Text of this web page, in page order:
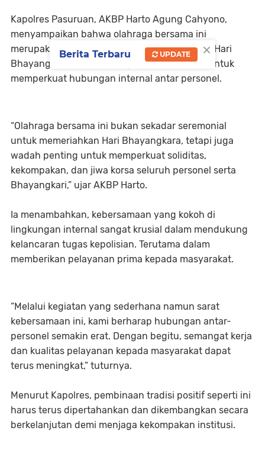
Kapolres Pasuruan, AKBP Harto Agung Cahyono,
menyampaikan bahwa olahraga bersama ini
merupakan bagian dari rangkaian peringatan Hari
Bhayangkara ke-80 sekaligus sarana efektif untuk
memperkuat hubungan internal antar personel.
“Olahraga bersama ini bukan sekadar seremonial
untuk memeriahkan Hari Bhayangkara, tetapi juga
wadah penting untuk memperkuat soliditas,
kekompakan, dan jiwa korsa seluruh personel serta
Bhayangkari,” ujar AKBP Harto.
Ia menambahkan, kebersamaan yang kokoh di
lingkungan internal sangat krusial dalam mendukung
kelancaran tugas kepolisian. Terutama dalam
memberikan pelayanan prima kepada masyarakat.
“Melalui kegiatan yang sederhana namun sarat
kebersamaan ini, kami berharap hubungan antar-
personel semakin erat. Dengan begitu, semangat kerja
dan kualitas pelayanan kepada masyarakat dapat
terus meningkat,” tuturnya.
Menurut Kapolres, pembinaan tradisi positif seperti ini
harus terus dipertahankan dan dikembangkan secara
berkelanjutan demi menjaga kekompakan institusi.
×
Berita Terbaru UPDATE